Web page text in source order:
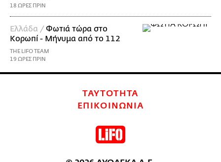
18 ΩΡΕΣ ΠΡΙΝ
Ελλάδα /Φωτιά τώρα στο
Κορωπί - Μήνυμα από το 112
THE LIFO TEAM
19 ΩΡΕΣ ΠΡΙΝ
ΤΑΥΤΟΤΗΤΑ
ΕΠΙΚΟΙΝΩΝΙΑ